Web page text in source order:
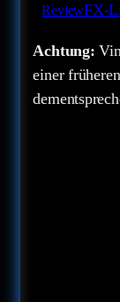
ReviewFX-
Achtung:
einer